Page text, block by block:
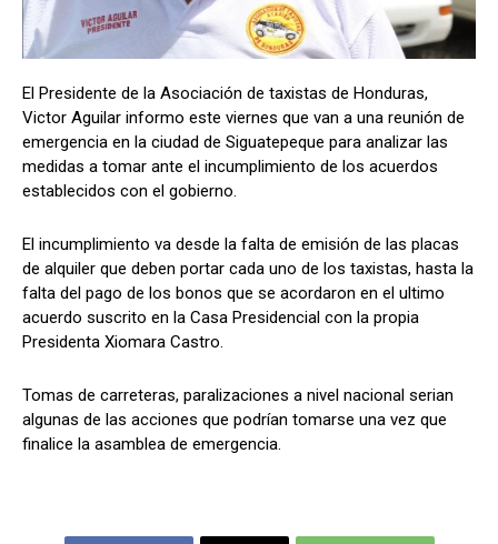
Comparta
Síganos
Comparta
Síganos
El Presidente de la Asociación de taxistas de Honduras,
Victor Aguilar informo este viernes que van a una reunión de
emergencia en la ciudad de Siguatepeque para analizar las
medidas a tomar ante el incumplimiento de los acuerdos
establecidos con el gobierno.
El incumplimiento va desde la falta de emisión de las placas
de alquiler que deben portar cada uno de los taxistas, hasta la
falta del pago de los bonos que se acordaron en el ultimo
acuerdo suscrito en la Casa Presidencial con la propia
Presidenta Xiomara Castro.
Tomas de carreteras, paralizaciones a nivel nacional serian
algunas de las acciones que podrían tomarse una vez que
finalice la asamblea de emergencia.